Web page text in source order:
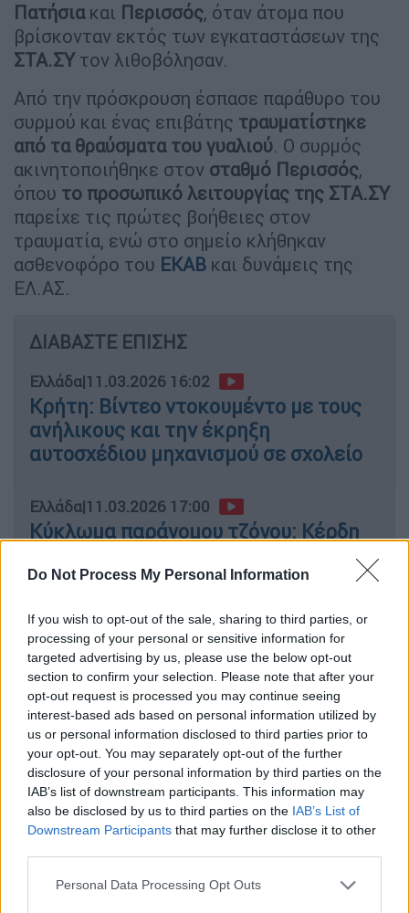
Do Not Process My Personal Information
If you wish to opt-out of the sale, sharing to third parties, or
processing of your personal or sensitive information for
targeted advertising by us, please use the below opt-out
section to confirm your selection. Please note that after your
opt-out request is processed you may continue seeing
interest-based ads based on personal information utilized by
us or personal information disclosed to third parties prior to
your opt-out. You may separately opt-out of the further
disclosure of your personal information by third parties on the
IAB’s list of downstream participants. This information may
also be disclosed by us to third parties on the IAB’s List of
Downstream Participants that may further disclose it to other
Please note that this website/app uses one or more Google
Personal Data Processing Opt Outs
Πατήσιακαι Περισσός, όταν άτομα που
βρίσκονταν εκτός των εγκαταστάσεων της
ΣΤΑ.ΣΥτον λιθοβόλησαν.
Από την πρόσκρουση έσπασε παράθυρο του
συρμού και ένας επιβάτης τραυματίστηκε
από τα θραύσματα του γυαλιού. Ο συρμός
ακινητοποιήθηκε στον σταθμό Περισσός,
όπου το προσωπικό λειτουργίας της ΣΤΑ.ΣΥ
παρείχε τις πρώτες βοήθειες στον
τραυματία, ενώ στο σημείο κλήθηκαν
ασθενοφόρο του ΕΚΑΒ και δυνάμεις της
ΕΛ.ΑΣ.
ΔΙΑΒΑΣΤΕ ΕΠΙΣΗΣ
Ελλάδα|11.03.2026 16:02
Κρήτη: Βίντεο ντοκουμέντο με τους
ανήλικους και την έκρηξη
αυτοσχέδιου μηχανισμού σε σχολείο
Ελλάδα|11.03.2026 17:00
Κύκλωμα παράνομου τζόγου: Κέρδη
συλλήψεις - Η δράση τους
Η ΣΤΑ.ΣΥ σε ανακοίνωσή της επισημαίνει
ότι συνεργάζεται με τηναστυνομίαγια τη
διερεύνηση της υπόθεσης. Παράλληλα, η
εταιρεία δηλώνει ότι θα συνδράμει με όλα
τα διαθέσιμα μέσα στην έρευνα των Αρχών
και θα προχωρήσει σε κάθε νόμιμη ενέργεια
για την ταυτοποίηση και σύλληψη των
δραστών.
ακόμη συμβάν που σημειώθηκε νωρίτερα το